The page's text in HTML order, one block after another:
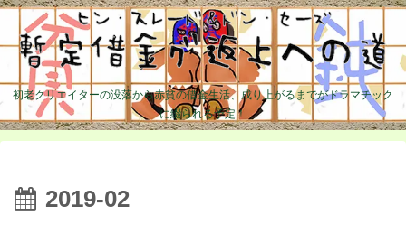
初老クリエイターの没落から赤貧の借金生活、成り上がるまでがドラマチック
に綴られる予定！
2019-02